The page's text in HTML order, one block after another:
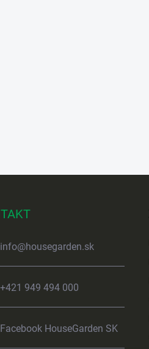
info@housegarden.sk
+421 949 494 000
Facebook HouseGarden SK